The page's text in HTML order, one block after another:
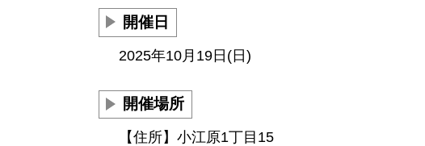
開催日
2025年10月19日(日)
開催場所
【住所】小江原1丁目15